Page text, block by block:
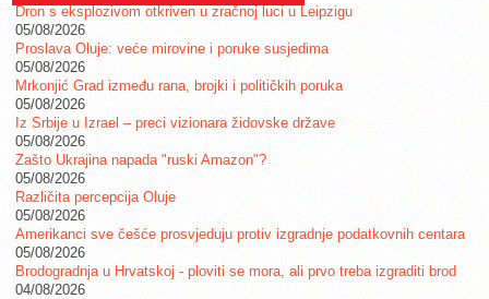
Dron s eksplozivom otkriven u zračnoj luci u Leipzigu
05/08/2026
Proslava Oluje: veće mirovine i poruke susjedima
05/08/2026
Mrkonjić Grad između rana, brojki i političkih poruka
05/08/2026
Iz Srbije u Izrael – preci vizionara židovske države
05/08/2026
Zašto Ukrajina napada "ruski Amazon"?
05/08/2026
Različita percepcija Oluje
05/08/2026
Amerikanci sve češće prosvjeduju protiv izgradnje podatkovnih centara
05/08/2026
Brodogradnja u Hrvatskoj - ploviti se mora, ali prvo treba izgraditi brod
04/08/2026